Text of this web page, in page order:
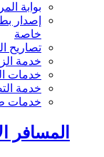
بوابة
إصدار
خاصة
تصاريح
خدمة
خدمات
خدمة
خدمات
المسافر